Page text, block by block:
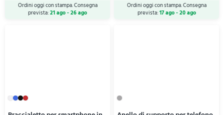
Ordini oggi con stampa. Consegna
prevista:21 ago - 26 ago
Ordini oggi con stampa. Consegna
prevista:17 ago - 20 ago